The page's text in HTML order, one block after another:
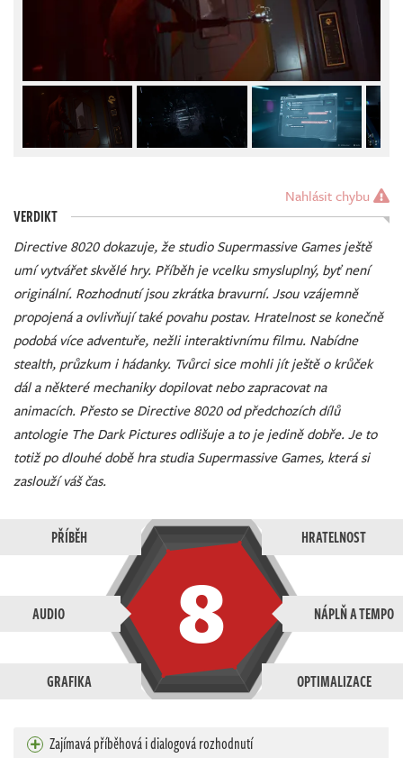
Nahlásit chybu
VERDIKT
Directive 8020 dokazuje, že studio Supermassive Games ještě
umí vytvářet skvělé hry. Příběh je vcelku smysluplný, byť není
originální. Rozhodnutí jsou zkrátka bravurní. Jsou vzájemně
propojená a ovlivňují také povahu postav. Hratelnost se konečně
podobá více adventuře, nežli interaktivnímu filmu. Nabídne
stealth, průzkum i hádanky. Tvůrci sice mohli jít ještě o krůček
dál a některé mechaniky dopilovat nebo zapracovat na
animacích. Přesto se Directive 8020 od předchozích dílů
antologie The Dark Pictures odlišuje a to je jedině dobře. Je to
totiž po dlouhé době hra studia Supermassive Games, která si
zaslouží váš čas.
8
PŘÍBĚH HRATELNOST
NÁPLŇ A TEMPO
OPTIMALIZACE
GRAFIKA
AUDIO
Zajímavá příběhová i dialogová rozhodnutí